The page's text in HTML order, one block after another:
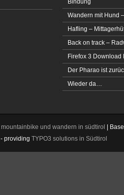
Wandern mit Hund
Hafling –
Back on track –
Firefox 3 Download
Der Pharao ist
Wieder da…
mountainbike und wandern in südtirol |
- providing TYPO3 solutions in Südtirol